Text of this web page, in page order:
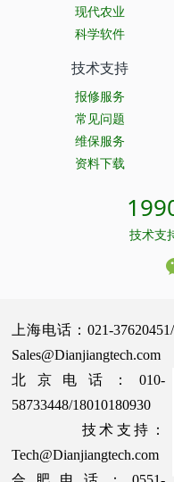
现代农业
科学软件
技术支持
报修服务
常见问题
维保服务
资料下载
技术支
上海电话：021-
Sales@Dianjiangtech.com
北京电话：010-
58733448/18010180930
技术支持：
Tech@Dianjiangtech.com